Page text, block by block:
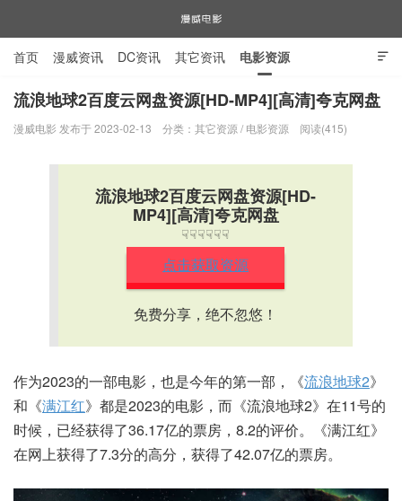

首页 漫威资讯 DC资讯 其它资讯 电影资源
电视剧资源 漫威图片
流浪地球2百度云网盘资源[HD-MP4][高清]夸克网盘
漫威电影 发布于 2023-02-13 分类： 其它资源 / 电影资源 阅读(415)
流浪地球2百度云网盘资源[HD-
MP4][高清]夸克网盘
☟☟☟☟☟☟
点击获取资源
免费分享，绝不忽悠！
作为2023的一部电影，也是今年的第一部，《流浪地球2》
和《满江红》都是2023的电影，而《流浪地球2》在11号的
时候，已经获得了36.17亿的票房，8.2的评价。《满江红》
在网上获得了7.3分的高分，获得了42.07亿的票房。